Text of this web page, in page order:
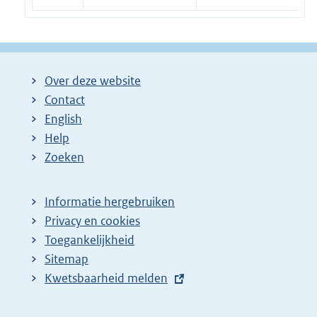
Over deze website
Contact
English
Help
Zoeken
Informatie hergebruiken
Privacy en cookies
Toegankelijkheid
Sitemap
E
Kwetsbaarheid melden